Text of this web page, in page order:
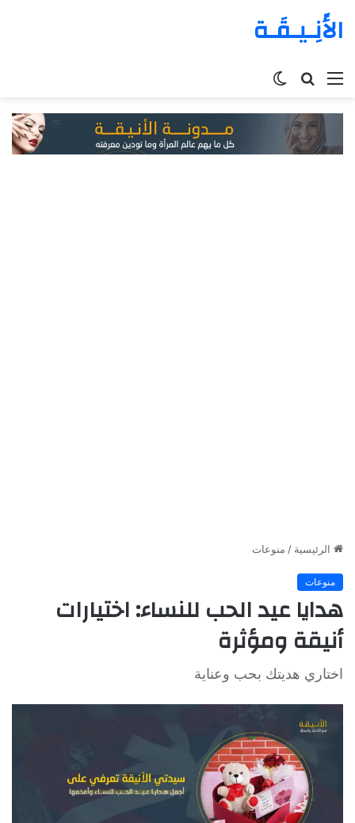
الأَنِـيـقَـة
القائمة بحث
الرئيسية / منوعات
منوعات
هدايا عيد الحب للنساء: اختيارات
أنيقة ومؤثرة
اختاري هديتك بحب وعناية